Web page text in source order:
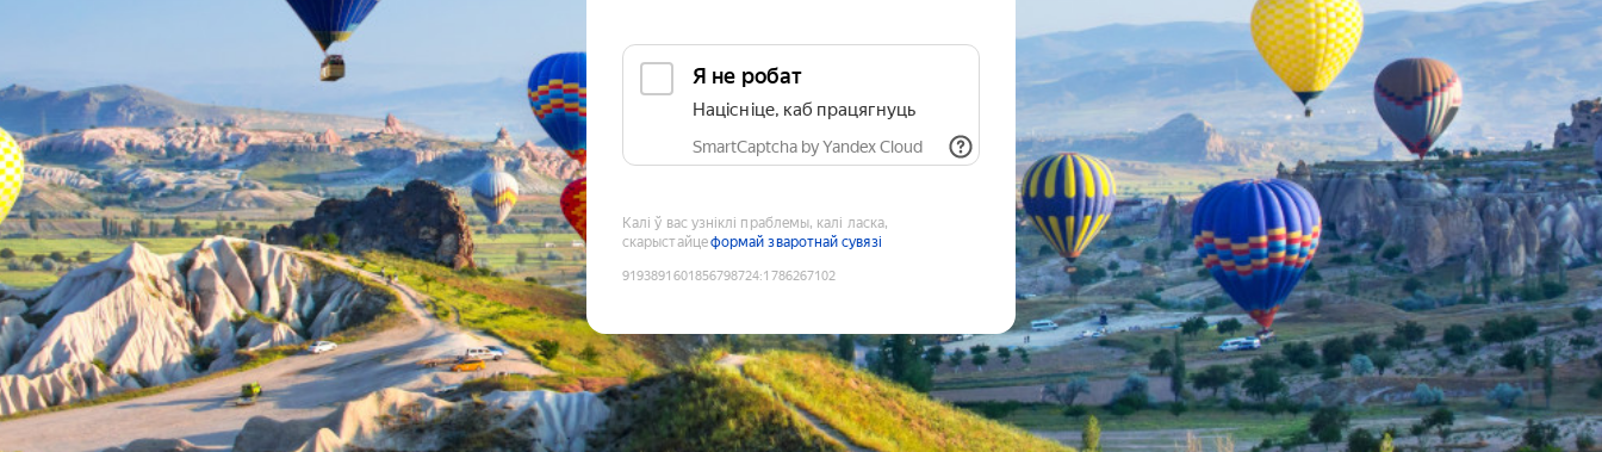
Я не робат
Націсніце, каб працягнуць
SmartCaptcha by Yandex Cloud
Калі ў вас узніклі праблемы, калі ласка,
скарыстайцеформай зваротнай сувязі
9193891601856798724:1786267102